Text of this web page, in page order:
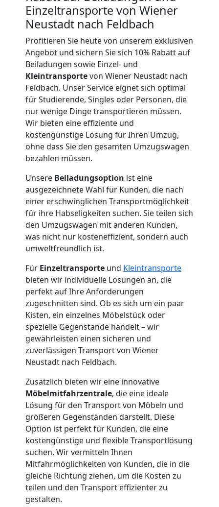
Einzeltransporte von Wiener
Neustadt nach Feldbach
Profitieren Sie heute von unserem exklusiven
Angebot und sichern Sie sich 10% Rabatt auf
Beiladungen sowie Einzel- und
Kleintransportevon Wiener Neustadt nach
Feldbach. Unser Service eignet sich optimal
für Studierende, Singles oder Personen, die
nur wenige Dinge transportieren müssen.
Wir bieten eine effiziente und
kostengünstige Lösung für Ihren Umzug,
ohne dass Sie den gesamten Umzugswagen
bezahlen müssen.
Unsere Beiladungsoption ist eine
ausgezeichnete Wahl für Kunden, die nach
einer erschwinglichen Transportmöglichkeit
für ihre Habseligkeiten suchen. Sie teilen sich
den Umzugswagen mit anderen Kunden,
was nicht nur kosteneffizient, sondern auch
umweltfreundlich ist.
Für Einzeltransporte und Kleintransporte
bieten wir individuelle Lösungen an, die
perfekt auf Ihre Anforderungen
zugeschnitten sind. Ob es sich um ein paar
Kisten, ein einzelnes Möbelstück oder
spezielle Gegenstände handelt – wir
gewährleisten einen sicheren und
zuverlässigen Transport von Wiener
Neustadt nach Feldbach.
Zusätzlich bieten wir eine innovative
Möbelmitfahrzentrale, die eine ideale
Lösung für den Transport von Möbeln und
größeren Gegenständen darstellt. Diese
Option ist perfekt für Kunden, die eine
kostengünstige und flexible Transportlösung
suchen. Wir vermitteln Ihnen
Mitfahrmöglichkeiten von Kunden, die in die
gleiche Richtung ziehen, um die Kosten zu
teilen und den Transport effizienter zu
gestalten.
Umzug
und
Lagerung
Wiener
Neustadt
Full-
Service-
Umzug
Wiener
Neustadt
Qualitäts-
Umzüge
Wiener
Neustadt
Vereinsumzug
Wiener
Neustadt
Anfrage